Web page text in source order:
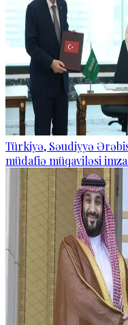
Türkiyə, Səudiyyə
müdafiə müqaviləsi